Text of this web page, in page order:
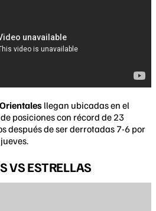
llegan ubicadas en el
posiciones con récord de 23
después de ser derrotadas 7-6 por
VS ESTRELLAS